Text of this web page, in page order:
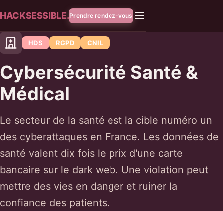
HACKSESSIBLE.Prendre rendez-vous
HDS RGPD CNIL
Cybersécurité Santé &
Médical
Le secteur de la santé est la cible numéro un
des cyberattaques en France. Les données de
santé valent dix fois le prix d'une carte
bancaire sur le dark web. Une violation peut
mettre des vies en danger et ruiner la
confiance des patients.